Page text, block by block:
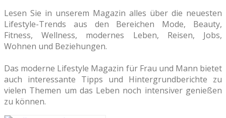
Lesen Sie in unserem Magazin alles über die neuesten
Lifestyle-Trends aus den Bereichen Mode, Beauty,
Fitness, Wellness, modernes Leben, Reisen, Jobs,
Wohnen und Beziehungen.
Das moderne Lifestyle Magazin für Frau und Mann bietet
auch interessante Tipps und Hintergrundberichte zu
vielen Themen um das Leben noch intensiver genießen
zu können.